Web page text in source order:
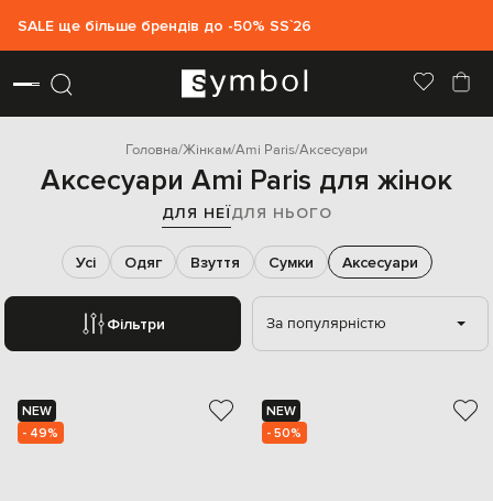
SALE ще більше брендів до -50% SS`26
Головна Жінкам Ami Paris Аксесуари
Аксесуари Ami Paris для жінок
ДЛЯ НЕЇДЛЯ НЬОГО
Фільтри
Усі Одяг Взуття Сумки Аксесуари
За популярністю
NEW
- 49%
NEW
- 50%